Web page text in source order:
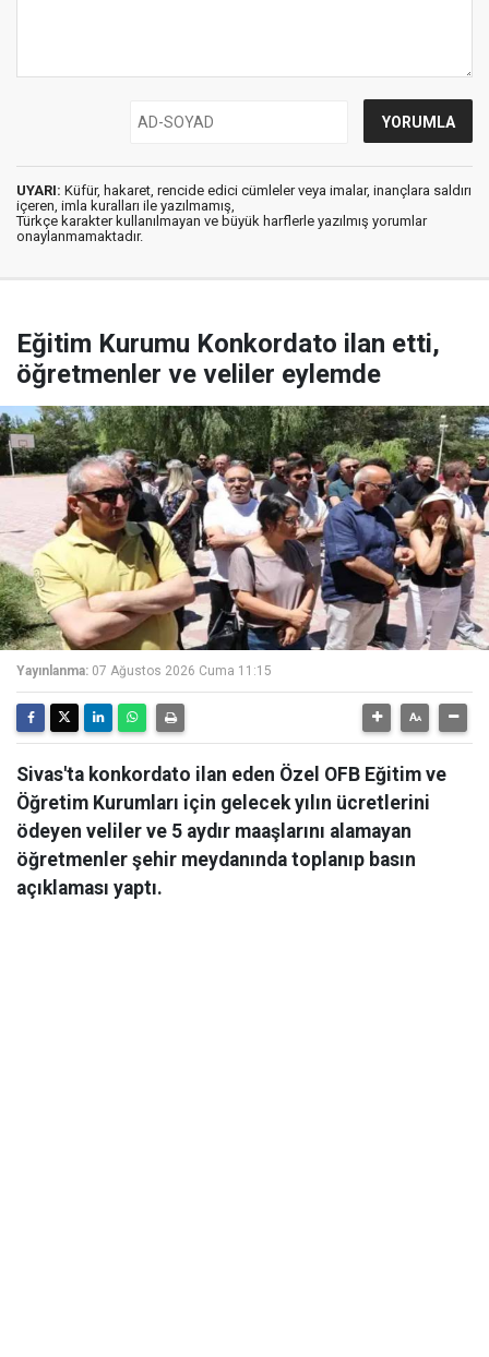
UYARI: Küfür, hakaret, rencide edici cümleler veya imalar, inançlara saldırı
içeren, imla kuralları ile yazılmamış,
Türkçe karakter kullanılmayan ve büyük harflerle yazılmış yorumlar
onaylanmamaktadır.
Eğitim Kurumu Konkordato ilan etti,
öğretmenler ve veliler eylemde
Yayınlanma: 07 Ağustos 2026 Cuma 11:15
Sivas'ta konkordato ilan eden Özel OFB Eğitim ve
Öğretim Kurumları için gelecek yılın ücretlerini
ödeyen veliler ve 5 aydır maaşlarını alamayan
öğretmenler şehir meydanında toplanıp basın
açıklaması yaptı.